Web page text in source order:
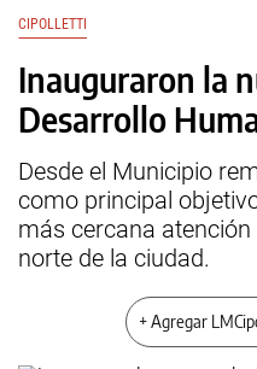
CIPOLLETTI
Inauguraron la
Desarrollo
Desde el Municipio
como principal
más cercana
norte de la ciudad.
+ Agregar